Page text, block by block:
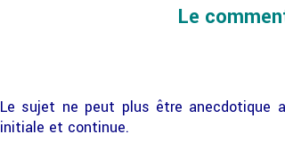
Le
Le sujet ne peut plus être anecdotique
initiale et continue.